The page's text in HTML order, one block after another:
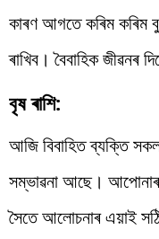
কাৰণ আগতে কৰিম কৰিম
ৰাখিব। বৈবাহিক জীৱনৰ
বৃষ ৰাশি:
আজি বিবাহিত ব্যক্তি
সম্ভাৱনা আছে।
সৈতে আলোচনাৰ এয়াই